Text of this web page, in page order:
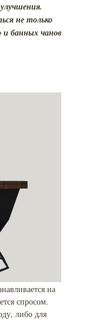
не только
и банных чанов
на
спросом.
либо для